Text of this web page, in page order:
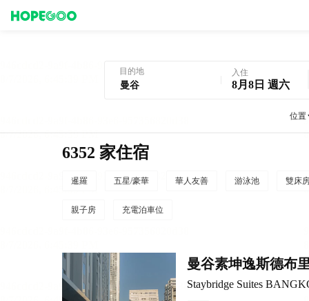
目的地 入住
8月8日 週六
位置
6352 家住宿
暹羅 五星/豪華 華人友善 游泳池 雙床
親子房 充電泊車位
曼谷素坤逸斯德布
Staybridge Suites